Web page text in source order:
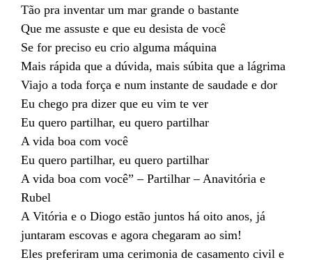
Tão pra inventar um mar grande o bastante
Que me assuste e que eu desista de você
Se for preciso eu crio alguma máquina
Mais rápida que a dúvida, mais súbita que a lágrima
Viajo a toda força e num instante de saudade e dor
Eu chego pra dizer que eu vim te ver
Eu quero partilhar, eu quero partilhar
A vida boa com você
Eu quero partilhar, eu quero partilhar
A vida boa com você” – Partilhar – Anavitória e
Rubel
A Vitória e o Diogo estão juntos há oito anos, já
juntaram escovas e agora chegaram ao sim!
Eles preferiram uma cerimonia de casamento civil e